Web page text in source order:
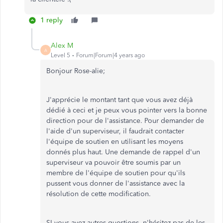
1 reply
A
Alex M
Level 5 Forum|Forum|4 years ago
Bonjour Rose-alie;
J'apprécie le montant tant que vous avez déjà
dédié à ceci et je peux vous pointer vers la bonne
direction pour de l'assistance. Pour demander de
l'aide d'un superviseur, il faudrait contacter
l'équipe de soutien en utilisant les moyens
donnés plus haut. Une demande de rappel d'un
superviseur va pouvoir être soumis par un
membre de l'équipe de soutien pour qu'ils
pussent vous donner de l'assistance avec la
résolution de cette modification.